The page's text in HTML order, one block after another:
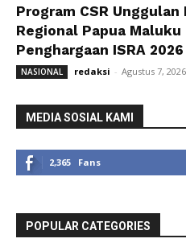
Program CSR
Regional Papua Maluku
Penghargaan ISRA 2026
NASIONAL redaksi - Agustus 7, 2026
MEDIA SOSIAL KAMI
2,365 Fans
POPULAR CATEGORIES